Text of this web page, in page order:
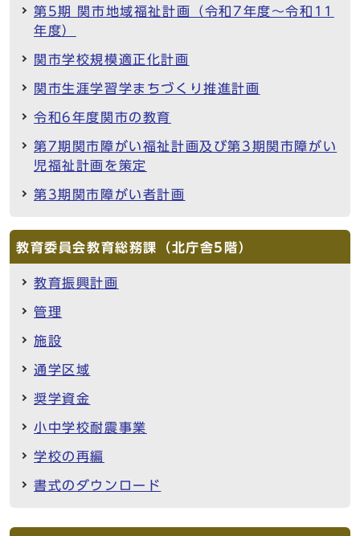
第5期 関市地域福祉計画（令和7年度～令和11
年度）
関市学校規模適正化計画
関市生涯学習学まちづくり推進計画
令和6年度関市の教育
第7期関市障がい福祉計画及び第3期関市障がい
児福祉計画を策定
第3期関市障がい者計画
教育委員会教育総務課（北庁舎5階）
教育振興計画
管理
施設
通学区域
奨学資金
小中学校耐震事業
学校の再編
書式のダウンロード